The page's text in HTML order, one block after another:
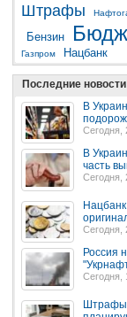
Штрафы
Бензин
Газпром Нацбанк
Последние новости
В
Сегодня,
В
часть
Сегодня,
Сегодня,
Россия
Сегодня,
Штрафы